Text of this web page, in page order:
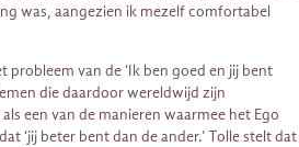
was, aangezien ik mezelf comfortabel
probleem van de ‘Ik ben goed en jij bent
die daardoor wereldwijd zijn
een van de manieren waarmee het Ego
‘jij beter bent dan de ander.’ Tolle stelt dat